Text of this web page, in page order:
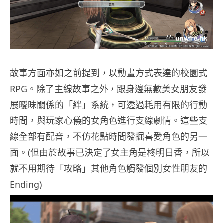
故事方面亦如之前提到，以動畫方式表達的校園式
RPG。除了主線故事之外，跟身邊無數美女朋友發
展曖昧關係的「絆」系統，可透過耗用有限的行動
時間，與玩家心儀的女角色進行支線劇情。這些支
線全部有配音，不仿花點時間發掘喜愛角色的另一
面。(但由於故事已決定了女主角是柊明日香，所以
就不用期待「攻略」其他角色觸發個別女性朋友的
Ending)